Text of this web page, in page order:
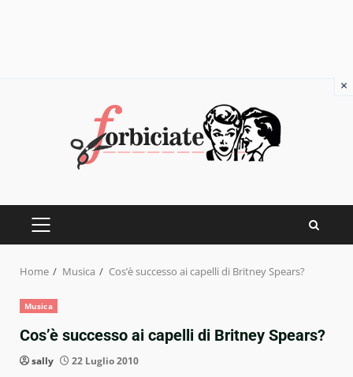
PRIMARY
Home Musica Cos’è successo ai capelli di Britney Spears?
Musica
Cos’è successo ai capelli di Britney Spears?
sally 22 Luglio 2010
×